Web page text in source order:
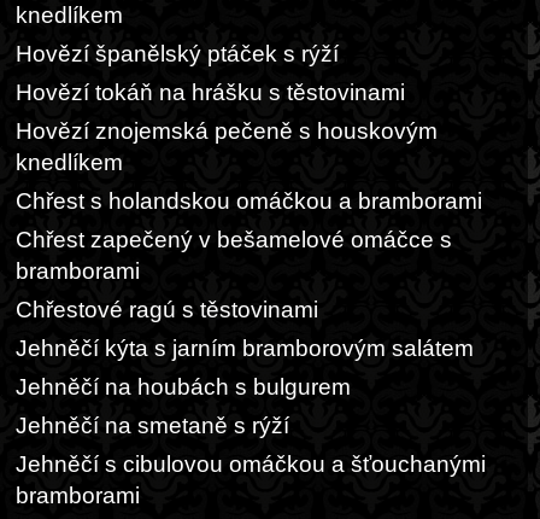
knedlíkem
Hovězí španělský ptáček s rýží
Hovězí tokáň na hrášku s těstovinami
Hovězí znojemská pečeně s houskovým
knedlíkem
Chřest s holandskou omáčkou a bramborami
Chřest zapečený v bešamelové omáčce s
bramborami
Chřestové ragú s těstovinami
Jehněčí kýta s jarním bramborovým salátem
Jehněčí na houbách s bulgurem
Jehněčí na smetaně s rýží
Jehněčí s cibulovou omáčkou a šťouchanými
bramborami